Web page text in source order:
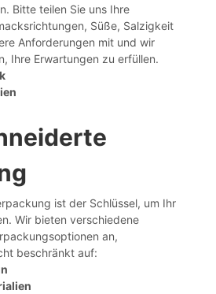
Bitte teilen Sie uns Ihre
Süße, Salzigkeit
Anforderungen mit und wir
Ihre Erwartungen zu erfüllen.
ist der Schlüssel, um Ihr
Wir bieten verschiedene
an,
beschränkt auf: